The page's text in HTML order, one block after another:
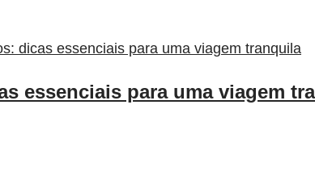
essenciais para uma viagem